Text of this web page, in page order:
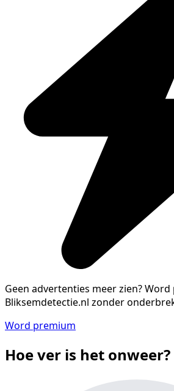
Geen advertenties meer zien?Word
Bliksemdetectie.nl zonder
Word premium
Hoe ver is het onweer?